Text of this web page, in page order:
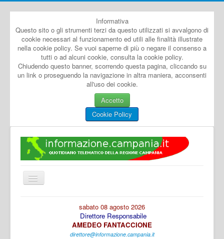
Informativa
Questo sito o gli strumenti terzi da questo utilizzati si avvalgono di
cookie necessari al funzionamento ed utili alle finalità illustrate
nella cookie policy. Se vuoi saperne di più o negare il consenso a
tutti o ad alcuni cookie, consulta la cookie policy.
Chiudendo questo banner, scorrendo questa pagina, cliccando su
un link o proseguendo la navigazione in altra maniera, acconsenti
all'uso dei cookie.
Accetto
Cookie Policy
Cambia
navigazione
sabato 08 agosto 2026
Direttore Responsabile
AMEDEO FANTACCIONE
direttore@informazione.campania.it